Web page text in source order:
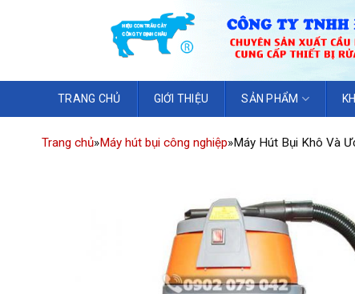
TRANG CHỦ GIỚI THIỆU SẢN PHẨM
Trang chủ»Máy hút bụi công nghiệp»Máy Hút Bụi Khô Và